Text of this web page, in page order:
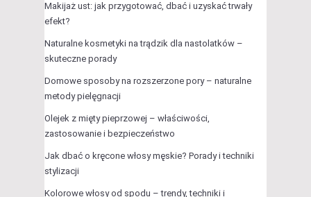
Makijaż ust: jak przygotować, dbać i uzyskać trwały
efekt?
Naturalne kosmetyki na trądzik dla nastolatków –
skuteczne porady
Domowe sposoby na rozszerzone pory – naturalne
metody pielęgnacji
Olejek z mięty pieprzowej – właściwości,
zastosowanie i bezpieczeństwo
Jak dbać o kręcone włosy męskie? Porady i techniki
stylizacji
Kolorowe włosy od spodu – trendy, techniki i